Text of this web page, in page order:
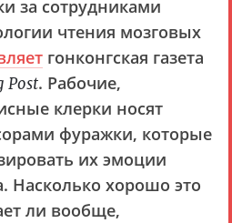
за сотрудниками
чтения мозговых
гонконгская газета
Post. Рабочие,
клерки носят
фуражки, которые
их эмоции
Насколько хорошо это
ли вообще,